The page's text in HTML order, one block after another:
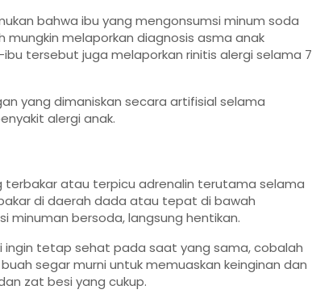
bahwa ibu yang mengonsumsi minum soda
mungkin melaporkan diagnosis asma anak
tersebut juga melaporkan rinitis alergi selama 7
yang dimaniskan secara artifisial selama
alergi anak.
atau terpicu adrenalin terutama selama
di daerah dada atau tepat di bawah
bersoda, langsung hentikan.
tetap sehat pada saat yang sama, cobalah
segar murni untuk memuaskan keinginan dan
zat besi yang cukup.